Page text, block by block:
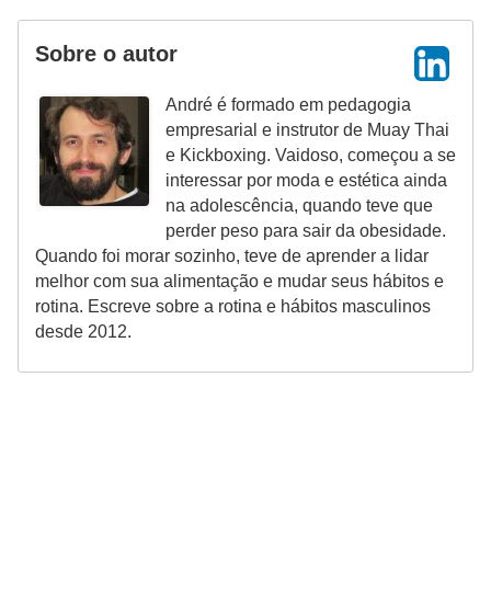
Sobre o autor
André é formado em pedagogia
empresarial e instrutor de Muay Thai
e Kickboxing. Vaidoso, começou a se
interessar por moda e estética ainda
na adolescência, quando teve que
perder peso para sair da obesidade.
Quando foi morar sozinho, teve de aprender a lidar
melhor com sua alimentação e mudar seus hábitos e
rotina. Escreve sobre a rotina e hábitos masculinos
desde 2012.
e
r
f
u
m
s
m
a
s